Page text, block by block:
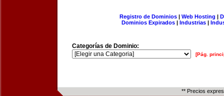
Registro de Dominios| Web Hosting |
Dominios Expirados | Industrias |
Categorías de Dominio:
[Pág.
** Precios